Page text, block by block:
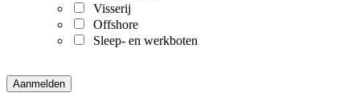
Visserij
Offshore
Sleep- en werkboten